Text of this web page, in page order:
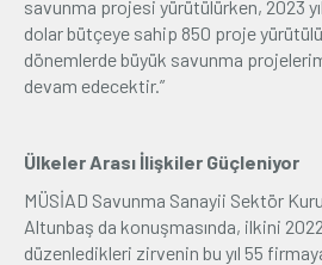
savunma projesi yürütülürken, 2023
dolar bütçeye sahip 850 proje
dönemlerde büyük savunma
devam edecektir.”
Ülkeler Arası İlişkiler Güçleniyor
MÜSİAD Savunma Sanayii Sektör
Altunbaş da konuşmasında, ilkini
düzenledikleri zirvenin bu yıl 55